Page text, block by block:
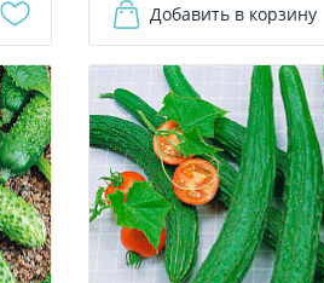
Добавить в корзину